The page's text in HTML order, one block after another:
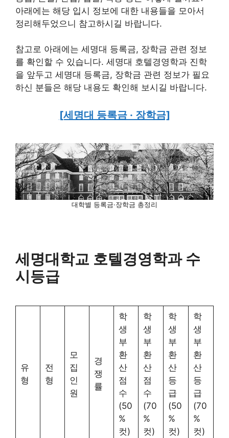
아래에는 해당 입시 정보에 대한 내용들을 모아서
정리해두었으니 참고하시길 바랍니다.
참고로 아래에는 세명대 등록금, 장학금 관련 정보
를 확인할 수 있습니다. 세명대 호텔경영학과 진학
을 앞두고 세명대 등록금, 장학금 관련 정보가 필요
하신 분들은 해당 내용도 확인해 보시길 바랍니다.
[세명대 등록금 · 장학금]
대학별 등록금·장학금 총정리
세명대학교 호텔경영학과 수
시등급
유
형
전
형
모
집
인
원
경
쟁
률
학
생
부
환
산
점
수
(50
%
컷)
학
생
부
환
산
점
수
(70
%
컷)
학
생
부
환
산
등
급
(50
%
컷)
학
생
부
환
산
등
급
(70
%
컷)